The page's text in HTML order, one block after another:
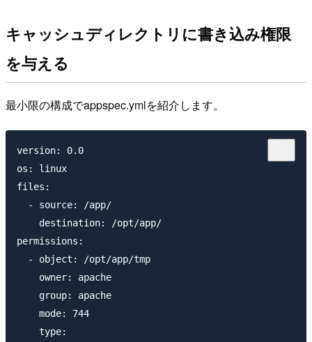
キャッシュディレクトリに書き込み権限
を与える
最小限の構成でappspec.ymlを紹介します。
version: 0.0
os: linux
files:
  - source: /app/
    destination: /opt/app/
permissions:
  - object: /opt/app/tmp
    owner: apache
    group: apache
    mode: 744
    type: